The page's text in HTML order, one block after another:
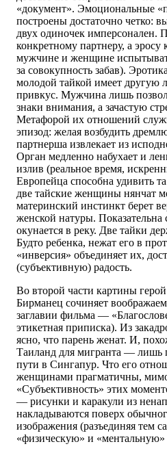
«документ». Эмоциональные
построены достаточно четко:
двух одиночек имперсонален.
конкретному партнеру, а
мужчине и женщине
за совокупность забав).
молодой тайкой имеет другую
привкус. Мужчина лишь
знаки внимания, а зачастую
Метафорой их отношений
эпизод: желая возбудить
партнерша извлекает из
Орган медленно набухает и
излив (реальное время,
Европейца способна удивить
две тайские женщины нянчат
материнский инстинкт берет
женской натуры. Показательна
окунается в реку. Две тайки
Будто ребенка, нежат его в
«инверсия» объединяет их,
(субъективную) радость.
Во второй части картины
Бирманец сочиняет
заглавии фильма —
этикетная приписка). Из
ясно, что парень женат. И,
Таиланд для мигранта — лишь
пути в Сингапур. Что его
женщинами прагматичны,
«Субъективность» этих
— рисунки и каракули из
накладываются поверх
изображения (разъединяя тем
«физическую» и «ментальную»